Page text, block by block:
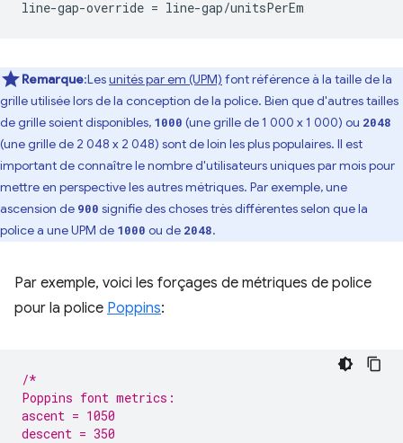
Remarque:Lesunités par em (UPM) font référence à la taille de la
grille utilisée lors de la conception de la police. Bien que d'autres tailles
de grille soient disponibles, 1000 (une grille de 1 000 x 1 000) ou 2048
(une grille de 2 048 x 2 048) sont de loin les plus populaires. Il est
important de connaître le nombre d'utilisateurs uniques par mois pour
mettre en perspective les autres métriques. Par exemple, une
ascension de 900 signifie des choses très différentes selon que la
police a une UPM de 1000 ou de 2048.
Par exemple, voici les forçages de métriques de police
pour la police Poppins:
/*
Poppins font metrics:
ascent = 1050
descent = 350